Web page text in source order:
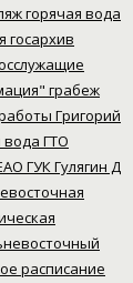
горячая вода
госархив
грабеж
Григорий
вода ГТО
ГУКГулягин Д
расписание